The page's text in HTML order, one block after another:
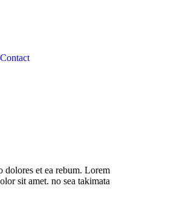
Contact
dolores et ea rebum. Lorem
sit amet. no sea takimata